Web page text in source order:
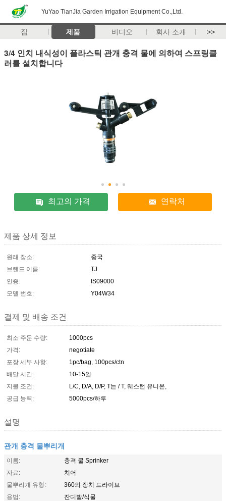
YuYao TianJia Garden Irrigation Equipment Co.,Ltd.
집 제품 비디오 회사 소개 >>
3/4 인치 내식성이 플라스틱 관개 충격 물에 의하여 스프링클
러를 설치합니다
최고의 가격 연락처
제품 상세 정보
원래 장소:
중국
브랜드 이름:
TJ
인증:
IS09000
모델 번호:
Y04W34
결제 및 배송 조건
최소 주문 수량:
1000pcs
가격:
negotiate
포장 세부 사항:
1pc/bag, 100pcs/ctn
배달 시간:
10-15일
지불 조건:
L/C, D/A, D/P, T는 / T, 웨스턴 유니온,
공급 능력:
5000pcs/하루
설명
관개 충격 물뿌리개
이름:
충격 물 Sprinker
자료:
치어
물뿌리개 유형:
360의 장치 드라이브
용법:
잔디밭/식물